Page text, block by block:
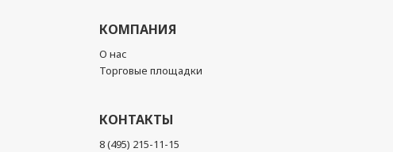
КОМПАНИЯ
О нас
Торговые площадки
КОНТАКТЫ
8 (495) 215-11-15